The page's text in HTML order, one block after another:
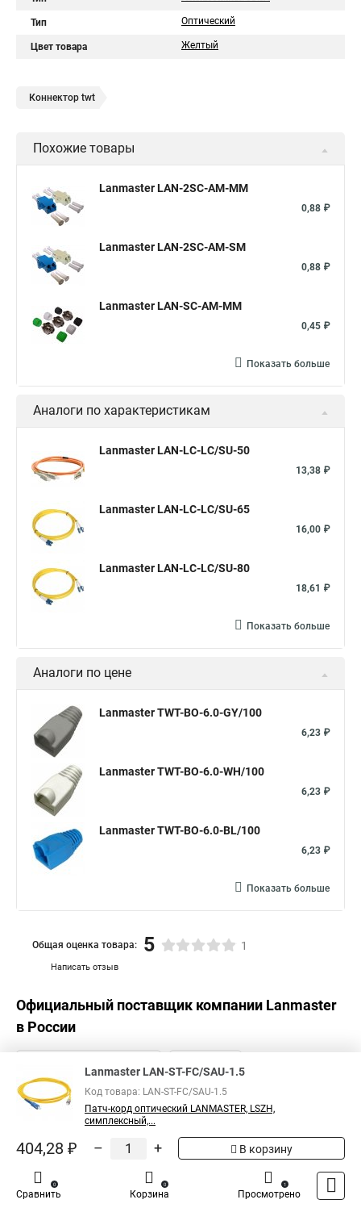
Тип Оптический
Цвет товара Желтый
Коннектор twt
Похожие товары
Lanmaster LAN-2SC-AM-MM
0,88 ₽
Lanmaster LAN-2SC-AM-SM
0,88 ₽
Lanmaster LAN-SC-AM-MM
0,45 ₽
Показать больше
Аналоги по характеристикам
Lanmaster LAN-LC-LC/SU-50
13,38 ₽
Lanmaster LAN-LC-LC/SU-65
16,00 ₽
Lanmaster LAN-LC-LC/SU-80
18,61 ₽
Показать больше
Аналоги по цене
Lanmaster TWT-BO-6.0-GY/100
6,23 ₽
Lanmaster TWT-BO-6.0-WH/100
6,23 ₽
Lanmaster TWT-BO-6.0-BL/100
6,23 ₽
Показать больше
Написать отзыв
Общая оценка товара: 5 1
Официальный поставщик компании Lanmaster
в России
Lanmaster LAN-ST-FC/SAU-1.5
Код товара: LAN-ST-FC/SAU-1.5
Патч-корд оптический LANMASTER, LSZH,
симплексный,...
404,28 ₽ – + В корзину
Сравнить
0
Корзина
0
Просмотрено
1